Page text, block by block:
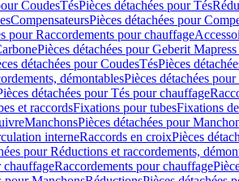
CoudesTésPièces détachées pour Tés
CompensateursPièces détachées pour
pour Raccordements pour chauffage
Pièces détachées pour Geberit
détachées pour CoudesTésPièces
démontablesPièces détachées
détachées pour Tés pour chauffage
et raccordsFixations pour tubesFixations
ManchonsPièces détachées pour
interneRaccords en croixPièces
pour Réductions et raccordements,
chauffageRaccordements pour chauffage